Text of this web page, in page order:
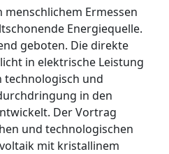
menschlichem Ermessen
Energiequelle.
geboten. Die direkte
in elektrische Leistung
technologisch und
in den
Der Vortrag
und technologischen
mit kristallinem